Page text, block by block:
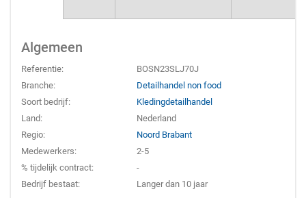
Algemeen
Referentie:
BOSN23SLJ70J
Branche:
Detailhandel non food
Soort bedrijf:
Kledingdetailhandel
Land:
Nederland
Regio:
Noord Brabant
Medewerkers:
2-5
% tijdelijk contract:
-
Bedrijf bestaat:
Langer dan 10 jaar